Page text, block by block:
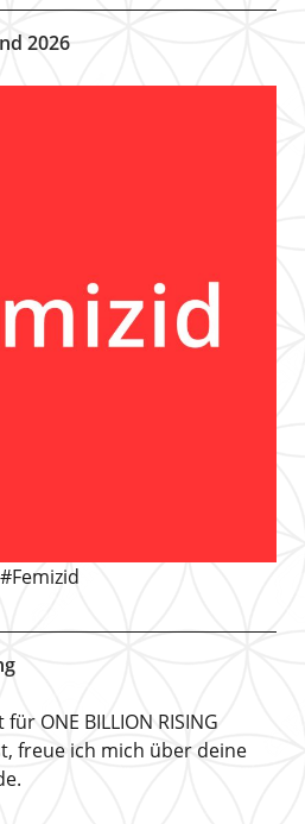
2026
#Femizid
ONE BILLION RISING
freue ich mich über deine